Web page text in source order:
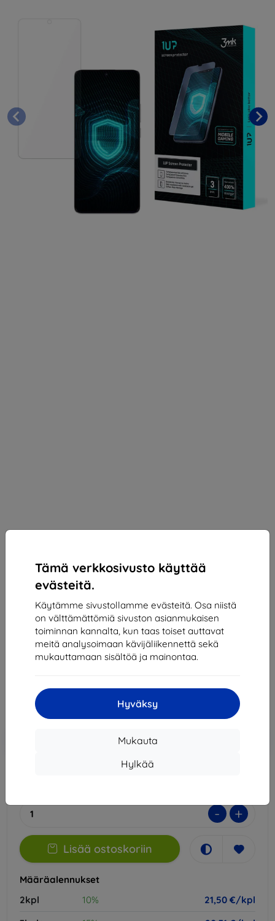
Tämä verkkosivusto käyttää
evästeitä.
Käytämme sivustollamme evästeitä. Osa niistä
on välttämättömiä sivuston asianmukaisen
toiminnan kannalta, kun taas toiset auttavat
meitä analysoimaan kävijäliikennettä sekä
mukauttamaan sisältöä ja mainontaa.
Hyväksy
Mukauta
Hylkää
3mk 1UP Protective film for Redmi Note 13 Pro+
Xiaomi Redmi Note 13 Pro+
23,89 €
21,50 €
Hinta ilman ALV:tä
Alennus kupongilla
- +
Lisää ostoskoriin
Määräalennukset
2kpl
10%
21,50 €/kpl